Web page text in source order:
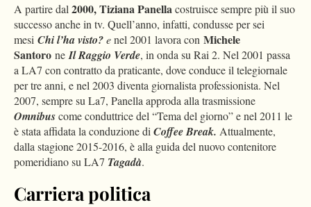
A partire dal2000, Tiziana Panellacostruisce sempre più il suo
successo anche in tv. Quell’anno, infatti, condusse per sei
mesi Chi l’ha visto?enel 2001 lavora con Michele
Santoro ne Il Raggio Verde, in onda su Rai 2. Nel 2001 passa
a LA7 con contratto da praticante, dove conduce il telegiornale
per tre anni, e nel 2003 diventa giornalista professionista. Nel
2007, sempre su La7, Panella approda alla trasmissione
Omnibuscome conduttrice del “Tema del giorno” e nel 2011 le
è stata affidata la conduzione diCoffee Break. Attualmente,
dalla stagione 2015-2016, è alla guida del nuovo contenitore
pomeridiano su LA7 Tagadà.
Carriera politica